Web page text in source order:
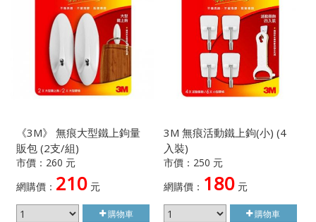
《3M》 無痕大型鐵上鉤量
販包 (2支/組)
市價：260 元
網購價： 210 元
購物車
3M 無痕活動鐵上鉤(小) (4
入裝)
市價：250 元
網購價： 180元
購物車